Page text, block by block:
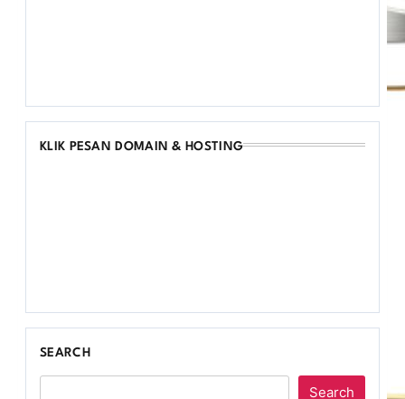
KLIK PESAN DOMAIN & HOSTING
SEARCH
Search